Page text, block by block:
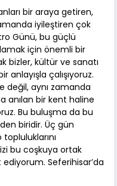
bir araya getiren,
iyileştiren çok
Günü, bu güçlü
için önemli bir
bizler, kültür ve sanatı
anlayışla çalışıyoruz.
değil, aynı zamanda
anılan bir kent haline
Bu buluşma da bu
biridir. Üç gün
bu coşkuya ortak
Seferihisar’da